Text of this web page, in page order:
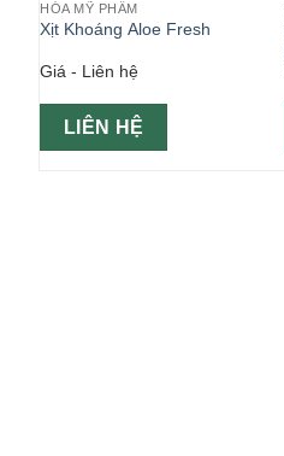
HÓA MỸ PHẨM
Xịt Khoáng Aloe Fresh
Giá - Liên hệ
LIÊN HỆ